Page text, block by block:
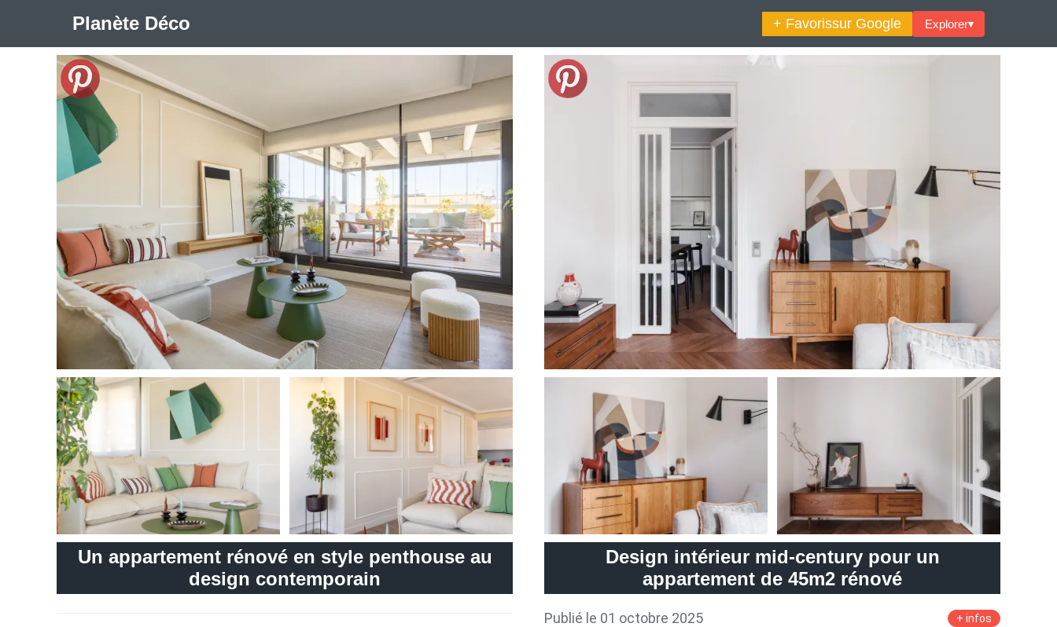
Planète Déco + Favorissur Google Explorer▾
🛍︎ Shop Planète Déco ℹ︎ À propos
Appartement Design Decoration Noël Design Suédois En Quelques Photos
Publi Reportage Interieurs Scandinaves Les Trouvailles Déco Du Jour
Maison Appartement Écologique
Maison Container/container House Maison D'hôtes On Décode La Déco Petite Surface
Piscine
Renovation Revue De Week End Tiny House
Un appartement rénové en style penthouse au
design contemporain
Design intérieur mid-century pour un
appartement de 45m2 rénové
Publié le 01 octobre 2025 + infos